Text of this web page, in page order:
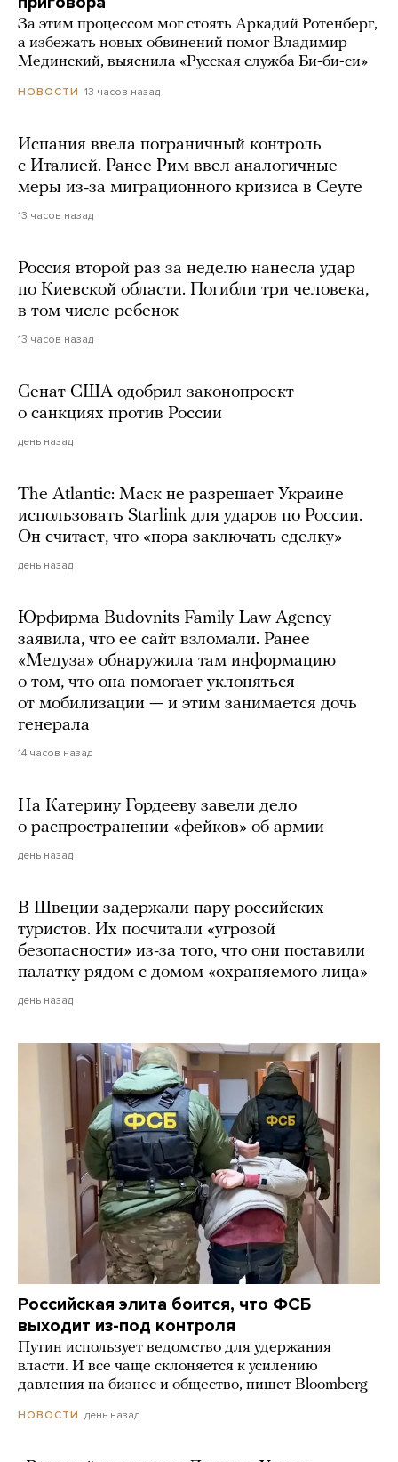
За этим процессом мог стоять Аркадий Ротенберг,
а избежать новых обвинений помог Владимир
Мединский, выяснила «Русская служба Би-би-си»
НОВОСТИ 13 часов назад
Испания ввела пограничный контроль
с Италией. Ранее Рим ввел аналогичные
меры из-за миграционного кризиса в Сеуте
13 часов назад
Россия второй раз за неделю нанесла удар
по Киевской области. Погибли три человека,
в том числе ребенок
13 часов назад
Сенат США одобрил законопроект
о санкциях против России
день назад
The Atlantic: Маск не разрешает Украине
использовать Starlink для ударов по России.
Он считает, что «пора заключать сделку»
день назад
Юрфирма Budovnits Family Law Agency
заявила, что ее сайт взломали. Ранее
«Медуза» обнаружила там информацию
о том, что она помогает уклоняться
от мобилизации — и этим занимается дочь
генерала
14 часов назад
На Катерину Гордееву завели дело
о распространении «фейков» об армии
день назад
В Швеции задержали пару российских
туристов. Их посчитали «угрозой
безопасности» из-за того, что они поставили
палатку рядом с домом «охраняемого лица»
день назад
Российская элита боится, что ФСБ
выходит из-под контроля
Путин использует ведомство для удержания
власти. И все чаще склоняется к усилению
давления на бизнес и общество, пишет Bloomberg
НОВОСТИ день назад